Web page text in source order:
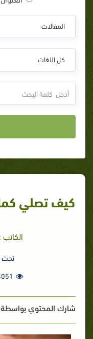
المقالات
كل اللغات
كيف تصلي
شارك المحتوي